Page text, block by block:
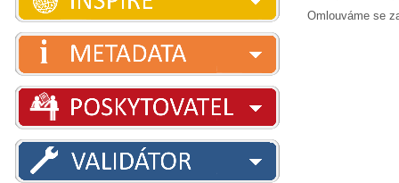
Omlouváme se